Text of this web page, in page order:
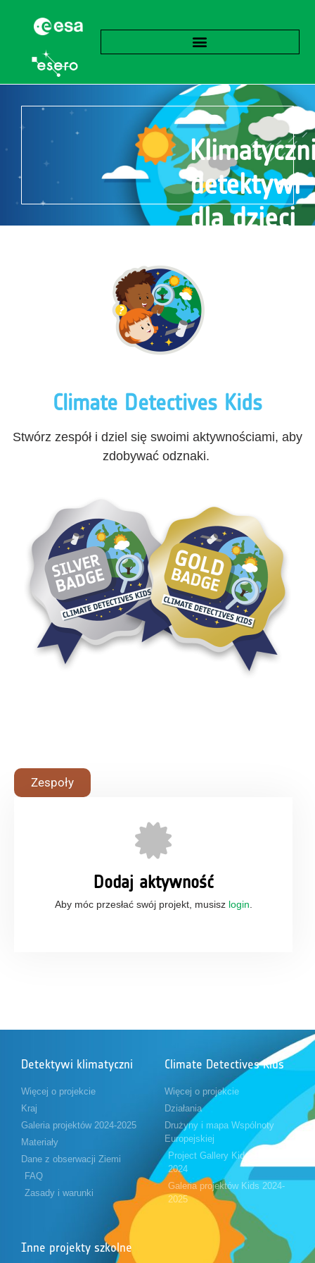
detektywi
dla dzieci
Climate Detectives Kids
Stwórz zespół i dziel się swoimi aktywnościami, aby
zdobywać odznaki.
Zespoły
Dodaj aktywność
Aby móc przesłać swój projekt, musisz login
Detektywi klimatyczni
Więcej o projekcie
Kraj
Galeria projektów 2024-2025
Materiały
Dane z obserwacji Ziemi
FAQ
Zasady i warunki
Climate Detectives Kids
Więcej o projekcie
Działania
Drużyny i mapa Wspólnoty
Europejskiej
Project Gallery Kids 2023-
2024
Galeria projektów Kids 2024-
2025
Inne projekty szkolne